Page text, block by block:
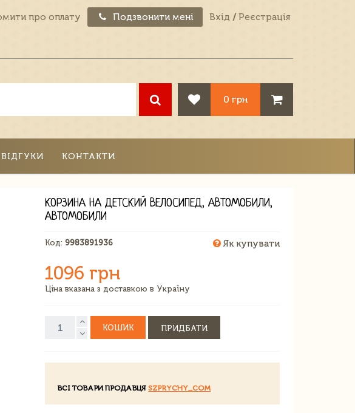
про оплату Подзвонити мені Вхід / Реєстрація
0 грн
ВІДГУКИ КОНТАКТИ
КОРЗИНА НА ДЕТСКИЙ ВЕЛОСИПЕД, АВТОМОБИЛИ,
АВТОМОБИЛИ
Код:9983891936 Як купувати
1096 грн
Ціна вказана з доставкою в Україну
КОШИК ПРИДБАТИ
ВСІ ТОВАРИ ПРОДАВЦЯSZPRYCHY_COM